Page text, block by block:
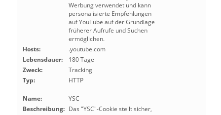
Werbung verwendet und kann
personalisierte Empfehlungen
auf YouTube auf der Grundlage
früherer Aufrufe und Suchen
ermöglichen.
Hosts:
.youtube.com
Lebensdauer:
180 Tage
Zweck:
Tracking
Typ:
HTTP
Name:
YSC
Beschreibung: Das "YSC"-Cookie stellt sicher,